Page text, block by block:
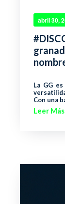
abril 30,
La GG
Con una
Leer Más